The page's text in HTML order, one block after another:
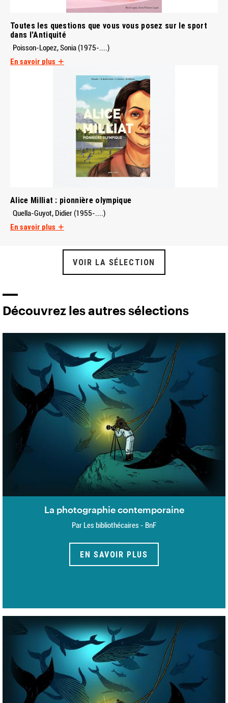
Toutes les questions que vous vous posez sur le sport
dans l'Antiquité
Poisson-Lopez, Sonia (1975-....)
En savoir plus
Alice Milliat : pionnière olympique
Quella-Guyot, Didier (1955-....)
En savoir plus
VOIR LA SÉLECTION
Découvrez les autres sélections
La photographie contemporaine
Par Les bibliothécaires - BnF
EN SAVOIR PLUS